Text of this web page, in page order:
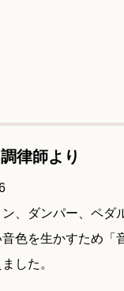
律師より
、ダンパー、ペダ
色を生かすため「
した。